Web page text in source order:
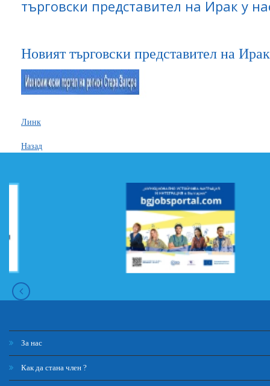
търговски представител на Ирак у
Новият търговски представител на
Линк
Назад
За нас
Как да стана член ?